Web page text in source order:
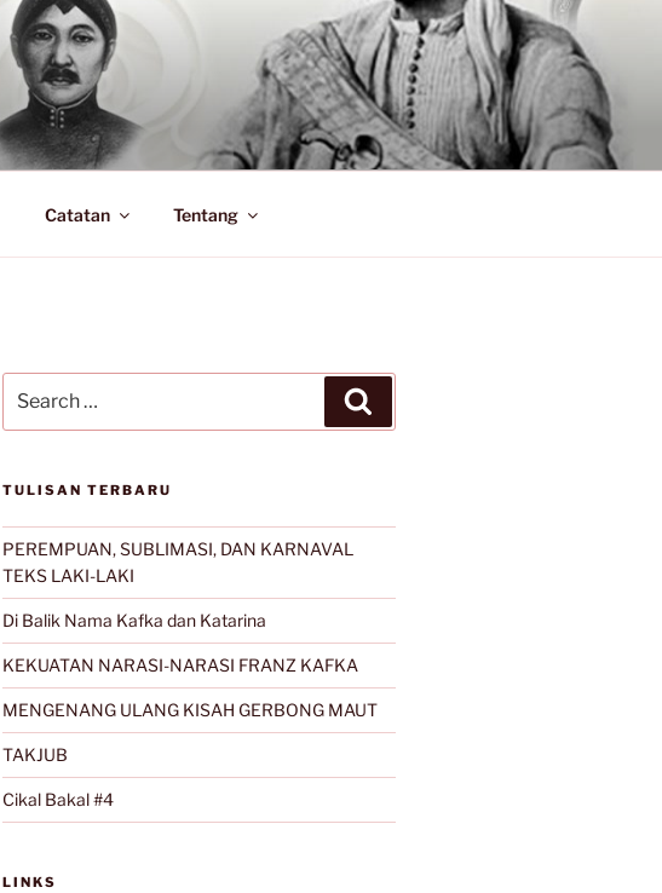
Catatan Tentang
for:
TULISAN TERBARU
PEREMPUAN, SUBLIMASI, DAN KARNAVAL
TEKS LAKI-LAKI
Di Balik Nama Kafka dan Katarina
KEKUATAN NARASI-NARASI FRANZ KAFKA
MENGENANG ULANG KISAH GERBONG MAUT
TAKJUB
Cikal Bakal #4
LINKS